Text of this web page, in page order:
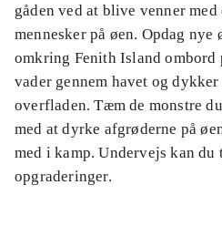
gåden ved at blive venner med
mennesker på øen. Opdag nye
omkring Fenith Island ombord
vader gennem havet og
overfladen. Tæm de monstre
med at dyrke afgrøderne på
med i kamp. Undervejs kan
opgraderinger.